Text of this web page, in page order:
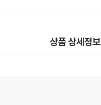
상품 상세정보